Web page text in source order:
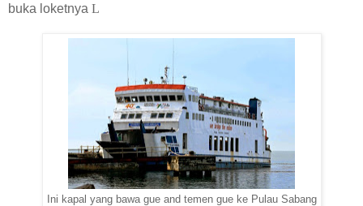
buka loketnya L
Ini kapal yang bawa gue and temen gue ke Pulau Sabang